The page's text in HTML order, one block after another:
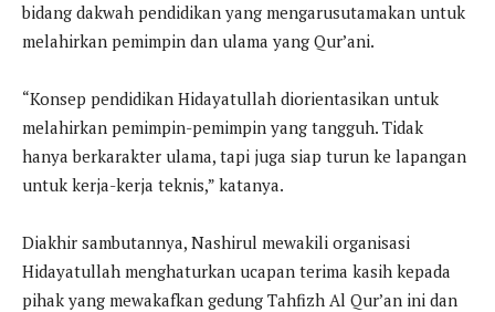
bidang dakwah pendidikan yang mengarusutamakan untuk
melahirkan pemimpin dan ulama yang Qur’ani.
“Konsep pendidikan Hidayatullah diorientasikan untuk
melahirkan pemimpin-pemimpin yang tangguh. Tidak
hanya berkarakter ulama, tapi juga siap turun ke lapangan
untuk kerja-kerja teknis,” katanya.
Diakhir sambutannya, Nashirul mewakili organisasi
Hidayatullah menghaturkan ucapan terima kasih kepada
pihak yang mewakafkan gedung Tahfizh Al Qur’an ini dan